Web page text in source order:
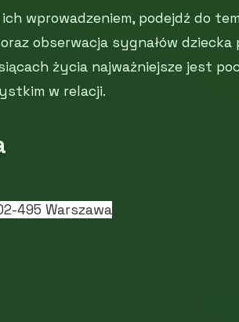
wprowadzeniem, podejdź do
obserwacja sygnałów dziecka
życia najważniejsze jest
w relacji.
495 Warszawa